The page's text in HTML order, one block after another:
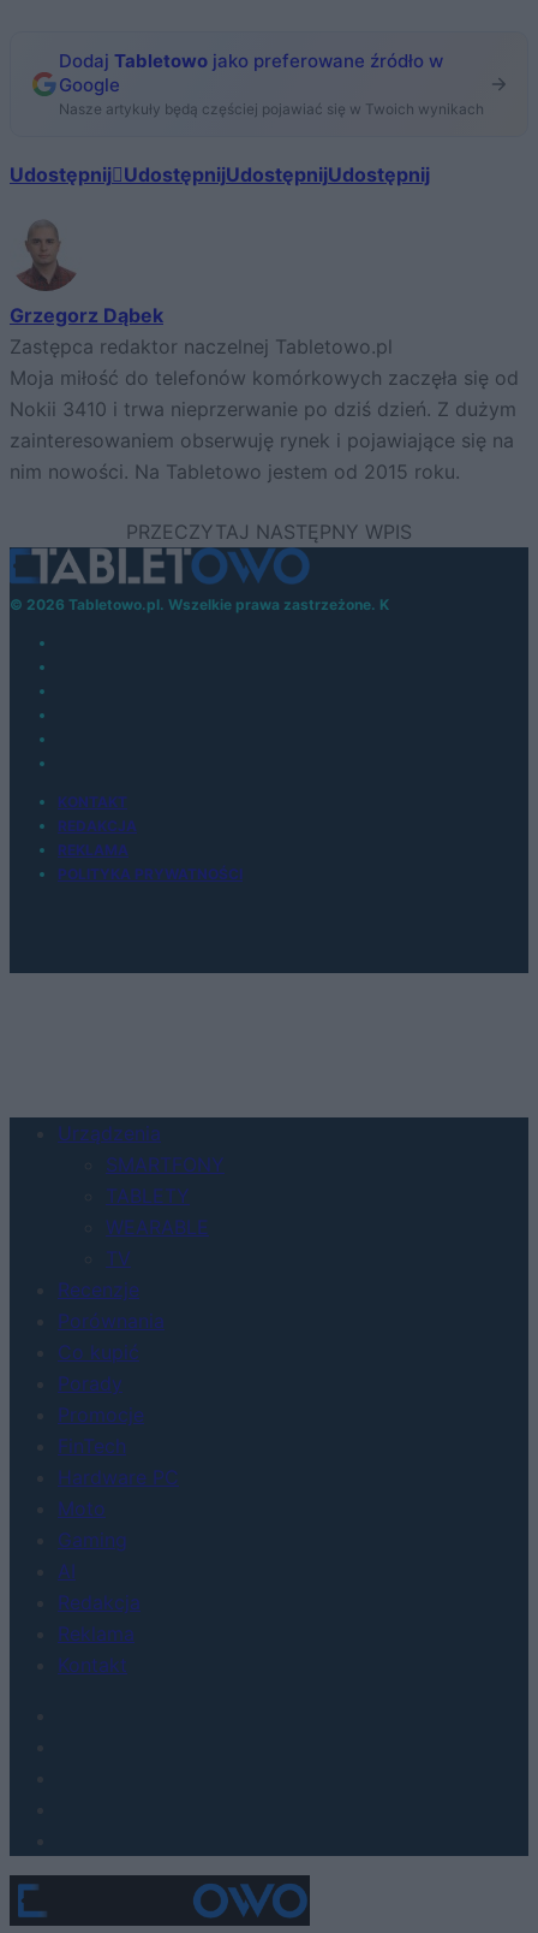
Dodaj Tabletowo jako preferowane źródło w
Google
Nasze artykuły będą częściej pojawiać się w Twoich wynikach
Udostępnij UdostępnijUdostępnijUdostępnij
Grzegorz Dąbek
Zastępca redaktor naczelnej Tabletowo.pl
Moja miłość do telefonów komórkowych zaczęła się od
Nokii 3410 i trwa nieprzerwanie po dziś dzień. Z dużym
zainteresowaniem obserwuję rynek i pojawiające się na
nim nowości. Na Tabletowo jestem od 2015 roku.
© 2026 Tabletowo.pl. Wszelkie prawa zastrzeżone. K
KONTAKT
REDAKCJA
REKLAMA
POLITYKA PRYWATNOŚCI
Urządzenia
SMARTFONY
TABLETY
WEARABLE
TV
Recenzje
Porównania
Co kupić
Porady
Promocje
FinTech
Hardware PC
Moto
Gaming
AI
Redakcja
Reklama
Kontakt